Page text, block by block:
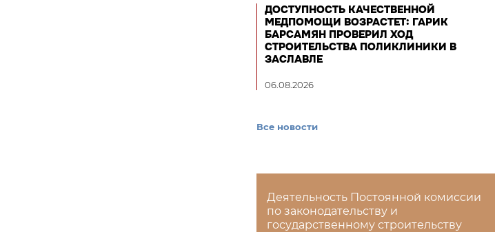
ДОСТУПНОСТЬ КАЧЕСТВЕННОЙ
МЕДПОМОЩИ ВОЗРАСТЕТ: ГАРИК
БАРСАМЯН ПРОВЕРИЛ ХОД
СТРОИТЕЛЬСТВА ПОЛИКЛИНИКИ В
ЗАСЛАВЛЕ
06.08.2026
Все новости
Деятельность Постоянной комиссии
по законодательству и
государственному строительству